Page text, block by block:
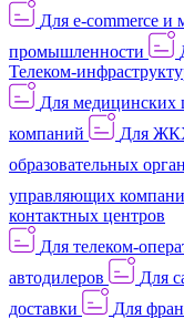
Для e-commerce и
промышленности
Телеком-
Для медицинских
компаний
Для
образовательных
управляющих
контактных центров
Для телеком-
автодилеров
Для
доставки
Для